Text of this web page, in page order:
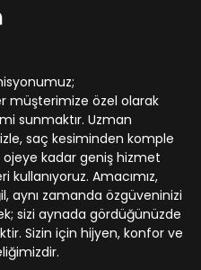
müşterimize özel olarak
sunmaktır. Uzman
saç kesiminden komple
ojeye kadar geniş hizmet
Amacımız,
aynı zamanda özgüveninizi
sizi aynada gördüğünüzde
Sizin için hijyen, konfor ve